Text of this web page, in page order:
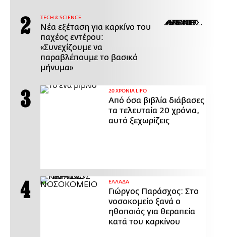
ΤECH & SCIENCE
Νέα εξέταση για καρκίνο του
παχέος εντέρου:
«Συνεχίζουμε να
παραβλέπουμε το βασικό
μήνυμα»
20 ΧΡΟΝΙΑ LIFO
Από όσα βιβλία διάβασες
τα τελευταία 20 χρόνια,
αυτό ξεχωρίζεις
ΕΛΛΑΔΑ
Γιώργος Παράσχος: Στο
νοσοκομείο ξανά ο
ηθοποιός για θεραπεία
κατά του καρκίνου